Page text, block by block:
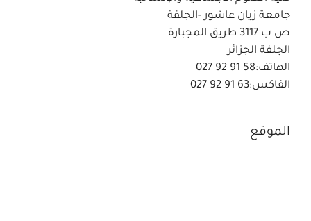
جامعة زيان عاشور -الجلفة
ص ب 3117 طريق المجبارة
الجلفة الجزائر
الهاتف:58 91 92 027
الفاكس:63 91 92 027
الموقع